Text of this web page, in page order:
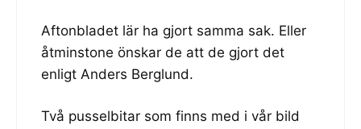
Aftonbladet lär ha gjort samma sak. Eller
åtminstone önskar de att de gjort det
enligt Anders Berglund.
Två pusselbitar som finns med i vår bild